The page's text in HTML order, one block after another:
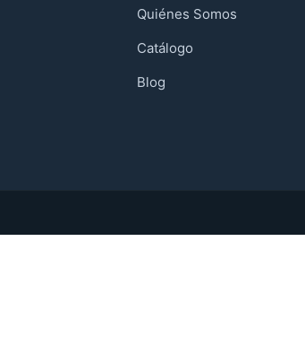
Quiénes Somos
Catálogo
Blog